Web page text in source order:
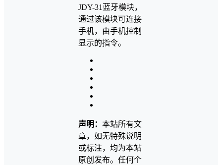
JDY-31蓝牙模块，
通过该模块可连接
手机，由手机控制
显示的指令。
声明： 本站所有文
章，如无特殊说明
或标注，均为本站
原创发布。任何个